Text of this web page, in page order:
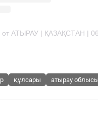
құлсары атырау